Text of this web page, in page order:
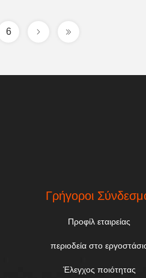
6
Γρήγοροι
Προφίλ εταιρείας
περιοδεία στο
Έλεγχος ποιότητας